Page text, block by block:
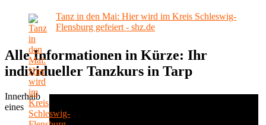
Tanz in den Mai: Hier wird im Kreis Schleswig-
Flensburg gefeiert - shz.de
Alle Informationen in Kürze: Ihr
individueller Tanzkurs in Tarp
Innerhalb
eines